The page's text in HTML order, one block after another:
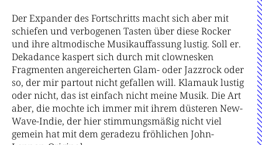
Der Expander des Fortschritts macht sich aber mit
schiefen und verbogenen Tasten über diese Rocker
und ihre altmodische Musikauffassung lustig. Soll er.
Dekadance kaspert sich durch mit clownesken
Fragmenten angereicherten Glam- oder Jazzrock oder
so, der mir partout nicht gefallen will. Klamauk lustig
oder nicht, das ist einfach nicht meine Musik. Die Art
aber, die mochte ich immer mit ihrem düsteren New-
Wave-Indie, der hier stimmungsmäßig nicht viel
gemein hat mit dem geradezu fröhlichen John-